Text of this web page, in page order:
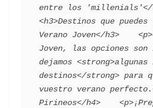
entre los 'millenials'</
<h3>Destinos que
Verano Joven</h3>
Joven, las opciones
dejamos
destinos</strong> para
vuestro verano
Pirineos</h4>